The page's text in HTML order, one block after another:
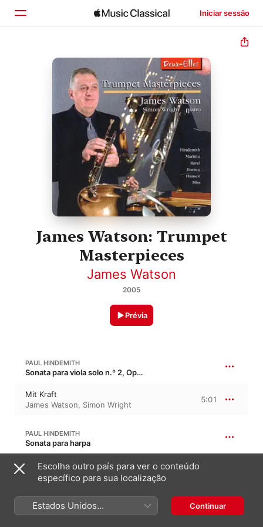
Iniciar sessão
Início
Explorar
Buscar
James Watson: Trumpet
Masterpieces
James Watson
2005
Prévia
PAUL HINDEMITH
Sonata para viola solo n.º 2, Op. 25/1
Mit Kraft
James Watson, Simon Wright
5:01
PAUL HINDEMITH
Sonata para harpa
Messig Bewegt - Lebhaft
James Watson, Simon Wright
PAUL HINDEMITH
Sonata para viola solo n.º 2, Op. 25/1
Escolha outro país para ver o conteúdo
específico para sua localização
Estados Unidos
(Português Brasil)
Continuar